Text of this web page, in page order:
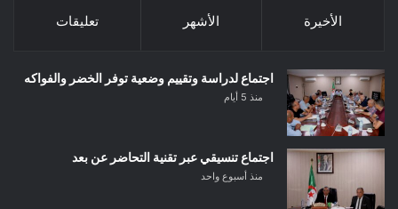
الأخيرة الأشهر تعليقات
اجتماع لدراسة وتقييم وضعية توفر الخضر والفواكه
منذ 5 أيام
اجتماع تنسيقي عبر تقنية التحاضر عن بعد
منذ أسبوع واحد